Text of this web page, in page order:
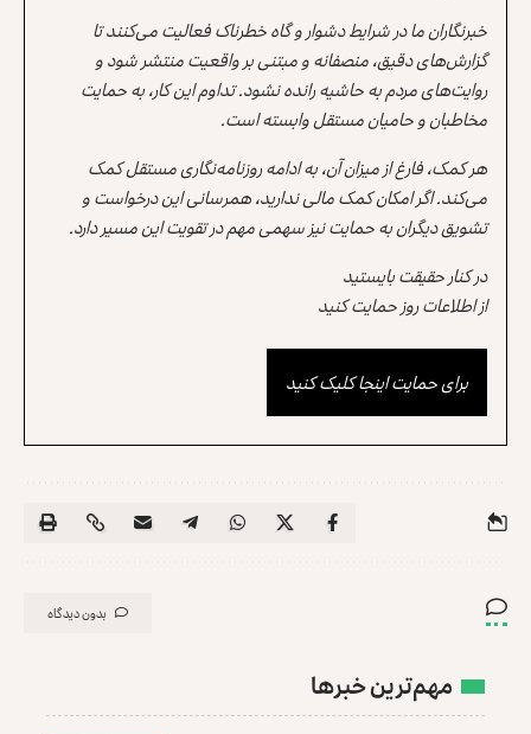
خبرنگاران ما در شرایط دشوار و گاه خطرناک فعالیت می‌کنند تا
گزارش‌های دقیق، منصفانه و مبتنی بر واقعیت منتشر شود و
روایت‌های مردم به حاشیه رانده نشود. تداوم این کار، به حمایت
مخاطبان و حامیان مستقل وابسته است.
هر کمک، فارغ از میزان آن، به ادامه روزنامه‌نگاری مستقل کمک
می‌کند. اگر امکان کمک مالی ندارید، همرسانی این درخواست و
تشویق دیگران به حمایت نیز سهمی مهم در تقویت این مسیر دارد.
در کنار حقیقت بایستید
از اطلاعات روز حمایت کنید
برای حمایت اینجا کلیک کنید
بدون دیدگاه
مهم‌ترین خبرها